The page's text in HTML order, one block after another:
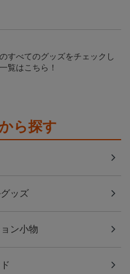
すべてのグッズをチェックし
覧はこちら！
ら探す
ッズ
ン小物